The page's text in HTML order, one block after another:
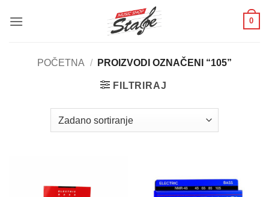
0
POČETNA / PROIZVODI OZNAČENI “105”
FILTRIRAJ